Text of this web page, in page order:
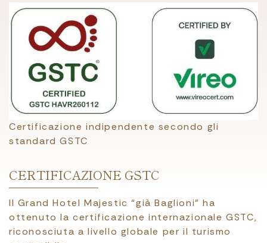
Certificazione indipendente secondo gli
standard GSTC
CERTIFICAZIONE GSTC
Il Grand Hotel Majestic “già Baglioni” ha
ottenuto la certificazione internazionale GSTC,
riconosciuta a livello globale per il turismo